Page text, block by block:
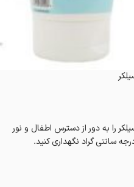
را به دور از دسترس اطفال و نور